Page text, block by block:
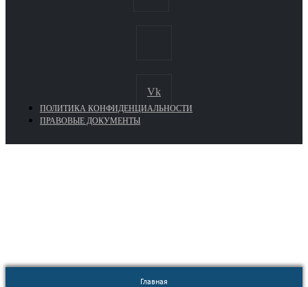
Vk
ПОЛИТИКА КОНФИДЕНЦИАЛЬНОСТИ
ПРАВОВЫЕ ДОКУМЕНТЫ
Главная